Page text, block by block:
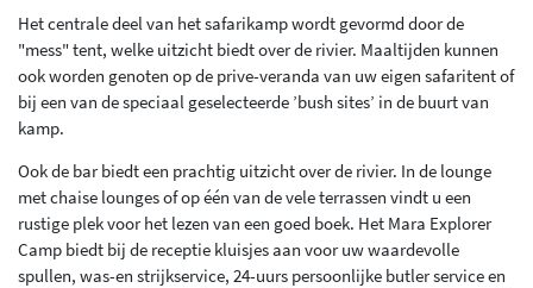
Het centrale deel van het safarikamp wordt gevormd door de
"mess" tent, welke uitzicht biedt over de rivier. Maaltijden kunnen
ook worden genoten op de prive-veranda van uw eigen safaritent of
bij een van de speciaal geselecteerde ’bush sites’ in de buurt van
kamp.
Ook de bar biedt een prachtig uitzicht over de rivier. In de lounge
met chaise lounges of op één van de vele terrassen vindt u een
rustige plek voor het lezen van een goed boek. Het Mara Explorer
Camp biedt bij de receptie kluisjes aan voor uw waardevolle
spullen, was-en strijkservice, 24-uurs persoonlijke butler service en